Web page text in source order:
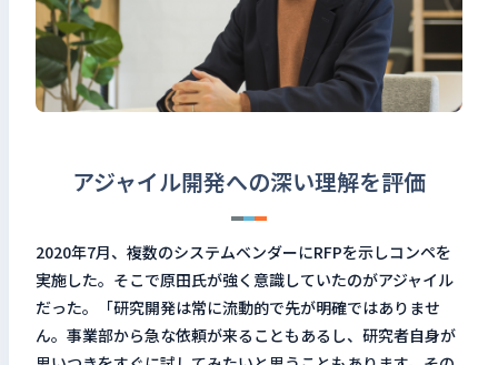
アジャイル開発への深い理解を評価
2020年7月、複数のシステムベンダーにRFPを示しコンペを
実施した。そこで原田氏が強く意識していたのがアジャイル
だった。「研究開発は常に流動的で先が明確ではありませ
ん。事業部から急な依頼が来ることもあるし、研究者自身が